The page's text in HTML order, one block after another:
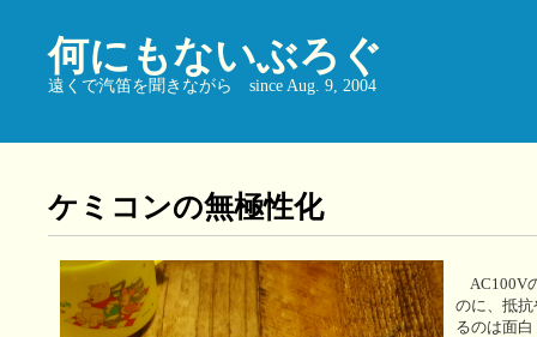
何にもないぶろぐ
遠くで汽笛を聞きながら since Aug. 9, 2004
ケミコンの無極性化
AC100V
のに、抵
るのは面